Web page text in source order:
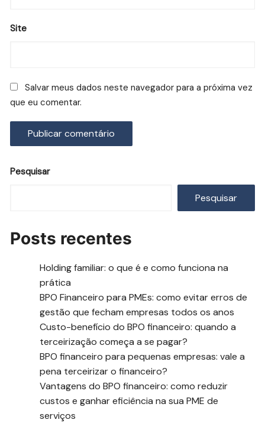
Site
Salvar meus dados neste navegador para a próxima vez
que eu comentar.
Pesquisar
Pesquisar
Posts recentes
Holding familiar: o que é e como funciona na
prática
BPO Financeiro para PMEs: como evitar erros de
gestão que fecham empresas todos os anos
Custo-benefício do BPO financeiro: quando a
terceirização começa a se pagar?
BPO financeiro para pequenas empresas: vale a
pena terceirizar o financeiro?
Vantagens do BPO financeiro: como reduzir
custos e ganhar eficiência na sua PME de
serviços